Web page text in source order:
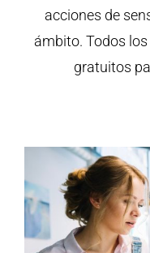
acciones de
ámbito. Todos
gratuitos